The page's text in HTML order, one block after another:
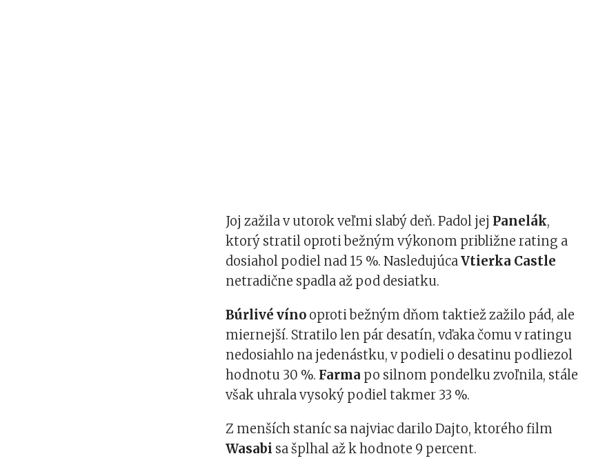
Joj zažila v utorok veľmi slabý deň. Padol jej Panelák,
ktorý stratil oproti bežným výkonom približne rating a
dosiahol podiel nad 15 %. NasledujúcaVtierka Castle
netradične spadla až pod desiatku.
Búrlivé víno oproti bežným dňom taktiež zažilo pád, ale
miernejší. Stratilo len pár desatín, vďaka čomu v ratingu
nedosiahlo na jedenástku, v podieli o desatinu podliezol
hodnotu 30 %. Farma po silnom pondelku zvoľnila, stále
však uhrala vysoký podiel takmer 33 %.
Z menších staníc sa najviac darilo Dajto, ktorého film
Wasabi sa šplhal až k hodnote 9 percent.